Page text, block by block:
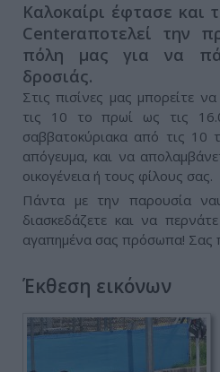
Καλοκαίρι έφτασε και
Centerαποτελεί την
πόλη μας για να
δροσιάς.
Στις πισίνες μας μπορείτε
τις 10 το πρωί ως τις
σαββατοκύριακα από τις
απόγευμα, και να
οικογένεια ή τους φίλους σας.
Πάντα με την παρουσία
διασκεδάζετε και να
αγαπημένα σας πρόσωπα! Σας
Έκθεση εικόνων